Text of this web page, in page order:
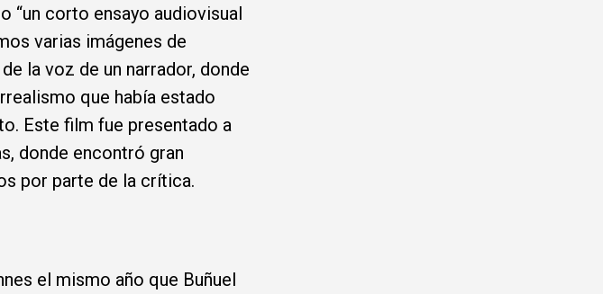
“un corto ensayo audiovisual
varias imágenes de
la voz de un narrador, donde
que había estado
Este film fue presentado a
donde encontró gran
por parte de la crítica.
el mismo año que Buñuel